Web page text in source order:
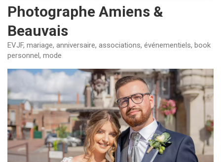
Photographe Amiens &
Beauvais
EVJF, mariage, anniversaire, associations, événementiels, book
personnel, mode